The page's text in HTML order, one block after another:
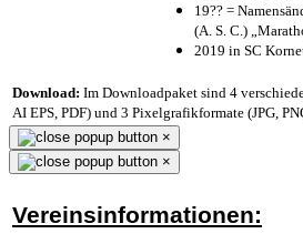
19?? =
(A. S. C.)
2019 in SC
Download: Im Downloadpaket sind 4
AI EPS, PDF) und 3 Pixelgrafikformate (JPG,
×
×
Vereinsinformationen: